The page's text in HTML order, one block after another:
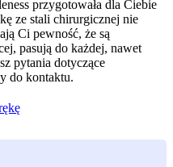
przygotowała dla Ciebie
ze stali chirurgicznej nie
Ci pewność, że są
pasują do każdej, nawet
pytania dotyczące
do kontaktu.